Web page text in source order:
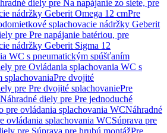
diely pre Na napájanie zo siete, pre
nádržky Geberit Omega 12 cmPre
splachovacie nádržky Geberit
pre Pre napájanie batériou, pre
nádržky Geberit Sigma 12
WC s pneumatickým spúšťaním
pre Ovládania splachovania WC s
splachovaniaPre dvojité
pre Pre dvojité splachovaniePre
Náhradné diely pre Pre jednoduché
pre ovládania splachovania WCNáhradné
ovládania splachovania WCSúprava pre
pre Súprava pre hrubú montážPre